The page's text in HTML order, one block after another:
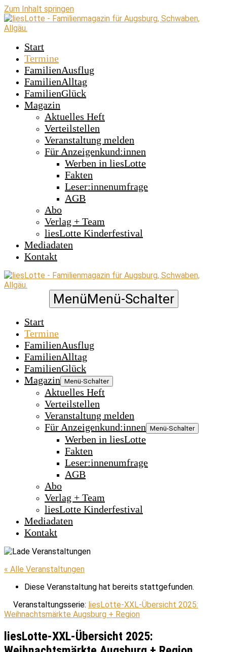
Zum Inhalt springen
Start
Termine
FamilienAusflug
FamilienAlltag
FamilienGlück
Magazin
Aktuelles Heft
Verteilstellen
Veranstaltung melden
Für Anzeigenkund:innen
Werben in liesLotte
Fakten
Leser:innenumfrage
AGB
Abo
Verlag + Team
liesLotte Kinderfestival
Mediadaten
Kontakt
MenüMenü-Schalter
Start
Termine
FamilienAusflug
FamilienAlltag
FamilienGlück
Magazin Menü-Schalter
Aktuelles Heft
Verteilstellen
Veranstaltung melden
Für Anzeigenkund:innen Menü-Schalter
Werben in liesLotte
Fakten
Leser:innenumfrage
AGB
Abo
Verlag + Team
liesLotte Kinderfestival
Mediadaten
Kontakt
« Alle Veranstaltungen
Diese Veranstaltung hat bereits stattgefunden.
Veranstaltungsserie: liesLotte-XXL-Übersicht 2025:
Weihnachtsmärkte Augsburg + Region
liesLotte-XXL-Übersicht 2025: